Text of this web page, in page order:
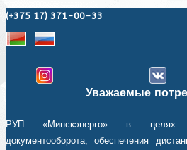
(+375 17) 371-00-33
Уважаемые
РУП «Минскэнерго» в целях
документооборота, обеспечения